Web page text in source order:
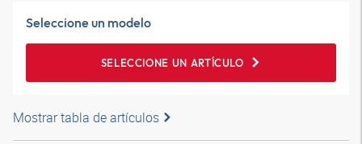
Seleccione un modelo
SELECCIONE UN ARTÍCULO
Mostrar tabla de artículos